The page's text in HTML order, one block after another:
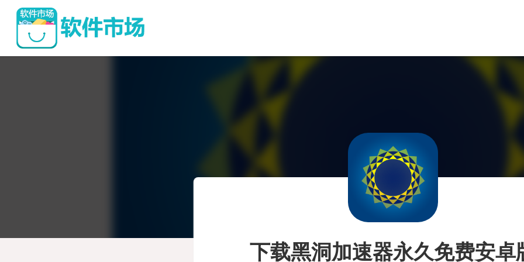
下载黑洞加速器永久免费安卓